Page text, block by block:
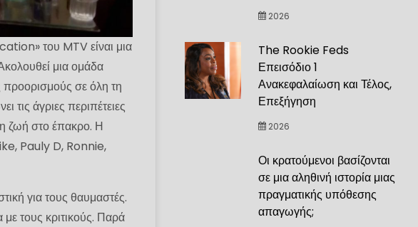
του MTV είναι μια
μια ομάδα
προορισμούς σε όλη τη
άγριες περιπέτειες
ζωή στο έπακρο. Η
Pauly D, Ronnie,
για τους θαυμαστές.
τους κριτικούς. Παρά
2026
The Rookie Feds
Επεισόδιο 1
Ανακεφαλαίωση και Τέλος,
Επεξήγηση
2026
Οι κρατούμενοι βασίζονται
σε μια αληθινή ιστορία μιας
πραγματικής υπόθεσης
απαγωγής;